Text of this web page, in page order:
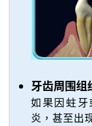
牙齿周围组
如果因蛀
炎，甚至出